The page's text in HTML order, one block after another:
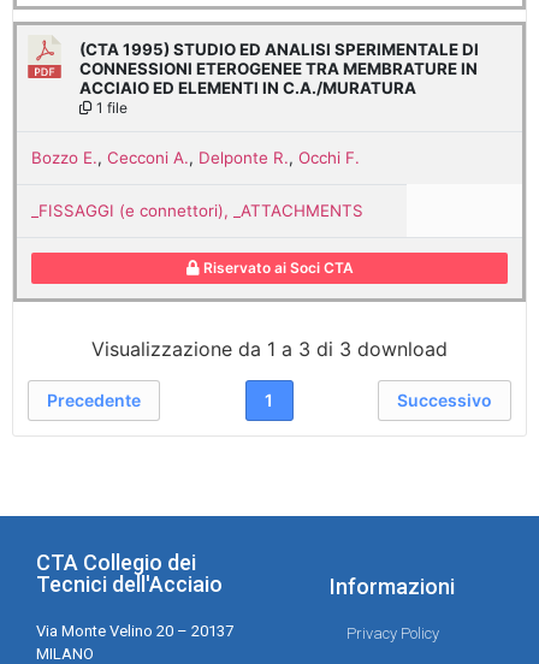
(CTA 1995) STUDIO ED ANALISI SPERIMENTALE DI
CONNESSIONI ETEROGENEE TRA MEMBRATURE IN
ACCIAIO ED ELEMENTI IN C.A./MURATURA
1 file
Bozzo E., Cecconi A., Delponte R., Occhi F.
_FISSAGGI (e connettori), _ATTACHMENTS
Riservato ai Soci CTA
Visualizzazione da 1 a 3 di 3 download
Precedente 1 Successivo
CTA Collegio dei
Tecnici dell'Acciaio
Via Monte Velino 20 – 20137
MILANO
Informazioni
Privacy Policy